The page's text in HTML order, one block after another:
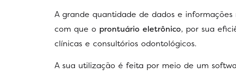
A grande quantidade de dados e
com que o prontuário eletrônico, por sua
clínicas e consultórios odontológicos.
A sua utilização é feita por meio de um